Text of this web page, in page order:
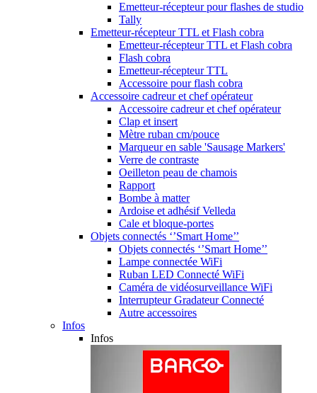
Emetteur-récepteur pour flashes de studio
Tally
Emetteur-récepteur TTL et Flash cobra
Emetteur-récepteur TTL et Flash cobra
Flash cobra
Emetteur-récepteur TTL
Accessoire pour flash cobra
Accessoire cadreur et chef opérateur
Accessoire cadreur et chef opérateur
Clap et insert
Mètre ruban cm/pouce
Marqueur en sable 'Sausage Markers'
Verre de contraste
Oeilleton peau de chamois
Rapport
Bombe à matter
Ardoise et adhésif Velleda
Cale et bloque-portes
Objets connectés ‘’Smart Home’’
Objets connectés ‘’Smart Home’’
Lampe connectée WiFi
Ruban LED Connecté WiFi
Caméra de vidéosurveillance WiFi
Interrupteur Gradateur Connecté
Autre accessoires
Infos
Infos